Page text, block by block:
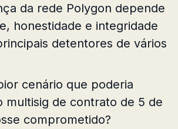
da rede Polygon depende
honestidade e integridade
detentores de vários
cenário que poderia
multisig de contrato de 5 de
comprometido?